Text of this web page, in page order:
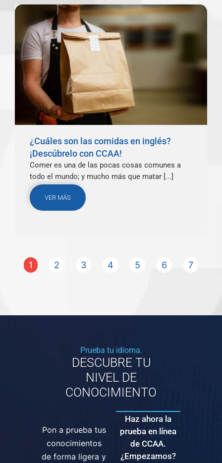
¿Cuáles son las comidas en inglés?
¡Descúbrelo con CCAA!
Comer es una de las pocas cosas comunes a
todo el mundo; y mucho más que matar [...]
VER MÁS
1 2 3 4 5 6 7
Prueba tu idioma.
DESCUBRE TU
NIVEL DE
CONOCIMIENTO
Pon a prueba tus
conocimientos
de forma ligera y
Haz ahora la
prueba en línea
de CCAA.
¿Empezamos?